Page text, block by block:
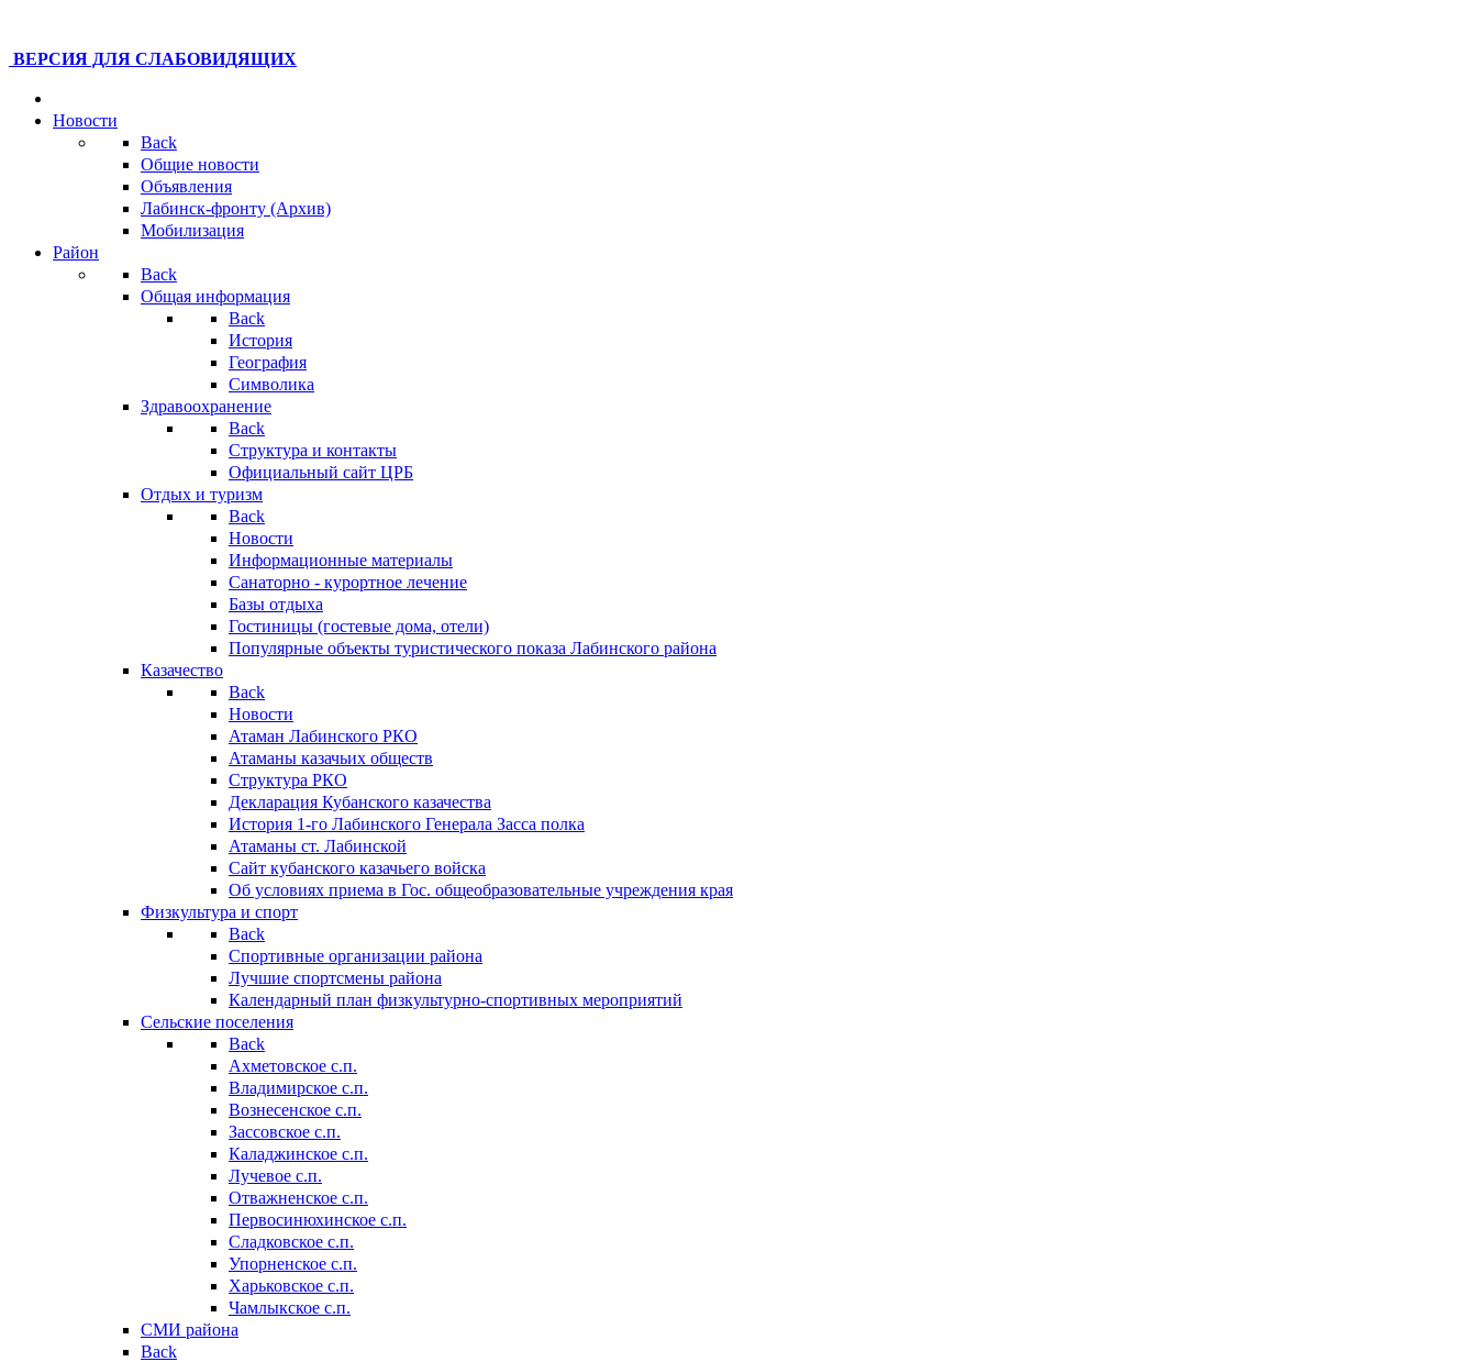
ВЕРСИЯ ДЛЯ СЛАБОВИДЯЩИХ
Новости
Back
Общие новости
Объявления
Лабинск-фронту (Архив)
Мобилизация
Район
Back
Общая информация
Back
История
География
Символика
Здравоохранение
Back
Структура и контакты
Официальный сайт ЦРБ
Отдых и туризм
Back
Новости
Информационные материалы
Санаторно - курортное лечение
Базы отдыха
Гостиницы (гостевые дома, отели)
Популярные объекты туристического показа Лабинского района
Казачество
Back
Новости
Атаман Лабинского РКО
Атаманы казачьих обществ
Структура РКО
Декларация Кубанского казачества
История 1-го Лабинского Генерала Засса полка
Атаманы ст. Лабинской
Cайт кубанского казачьего войска
Об условиях приема в Гос. общеобразовательные учреждения края
Физкультура и спорт
Back
Спортивные организации района
Лучшие спортсмены района
Календарный план физкультурно-спортивных мероприятий
Сельские поселения
Back
Ахметовское с.п.
Владимирское с.п.
Вознесенское с.п.
Зассовское с.п.
Каладжинское с.п.
Лучевое с.п.
Отважненское с.п.
Первосинюхинское с.п.
Сладковское с.п.
Упорненское с.п.
Харьковское с.п.
Чамлыкское с.п.
СМИ района
Back